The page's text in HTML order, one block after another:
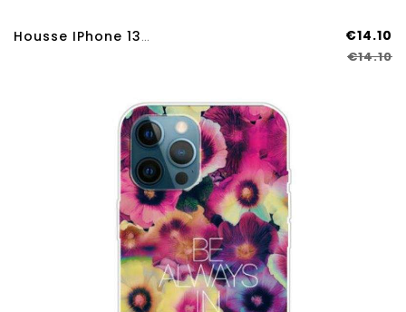
Housse IPhone 13 Pro Max Aquarelle €14.10
€14.10